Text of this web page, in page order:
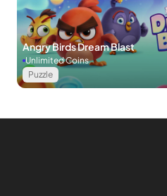
Angry Birds Dream Blast
Puzzle
Unlimited Coins